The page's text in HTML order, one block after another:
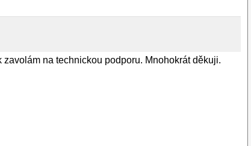
na technickou podporu. Mnohokrát děkuji.